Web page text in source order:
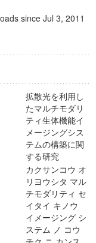
since Jul 3, 2011
拡散光を利用し
たマルチモダリ
ティ生体機能イ
メージングシス
テムの構築に関
する研究
カクサンコウ オ
リヨウシタ マル
チモダリティ セ
イタイ キノウ
イメージング シ
ステム ノ コウ